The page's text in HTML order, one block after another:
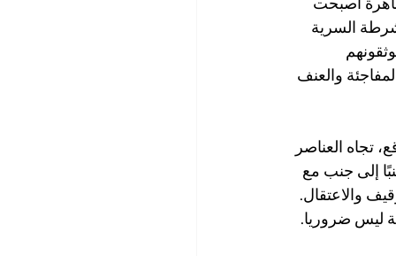
أصبحت
السرية
والعنف
تجاه العناصر
إلى جنب مع
والاعتقال.
ليس ضروريا.